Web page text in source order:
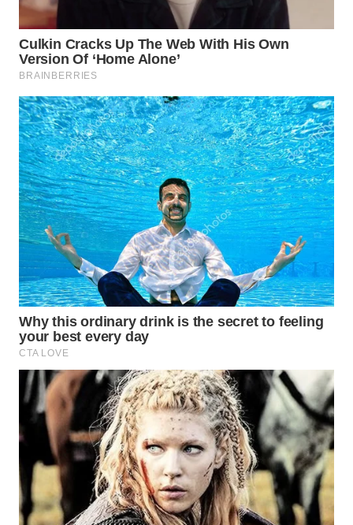
WAHANA
LISTRIK
WAHANA
TRAVEL
WAHANA
TV
WAHANANEWS
ID
WAHANANEWS
CO ID
WAHANANEWS
NET
WAHANA
SPORT
WAHANA
UMKM
WAHANA
SELEB